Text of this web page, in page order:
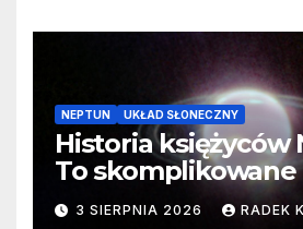
NEPTUN UKŁAD SŁONECZNY
Historia księżyców
To skomplikowane
3 SIERPNIA 2026 RADEK